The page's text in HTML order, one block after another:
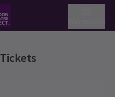
Tickets